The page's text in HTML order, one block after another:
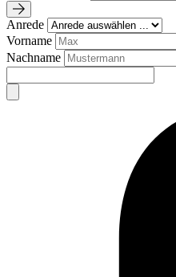
Anrede
Vorname
Nachname